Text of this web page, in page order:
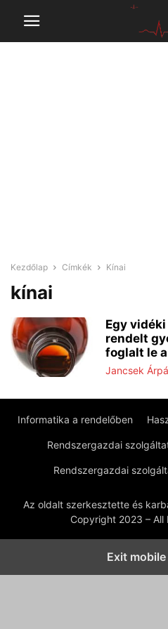
Kezdőlap Címkék Kínai
kínai
Egy
rendelt
foglalt le a
Jancsek
Informatika a rendelőben
Rendszergazdai
Rendszergazdai
Az oldalt szerkesztette és
Copyright 2023 – All
Exit